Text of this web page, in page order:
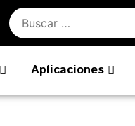
Aplicaciones